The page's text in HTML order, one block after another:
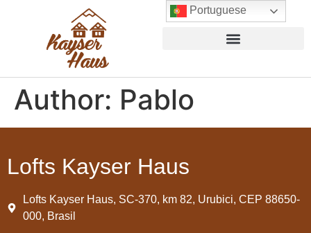
Author: Pablo
Lofts Kayser Haus
Lofts Kayser Haus, SC-370, km 82, Urubici, CEP 88650-
000, Brasil
Portuguese